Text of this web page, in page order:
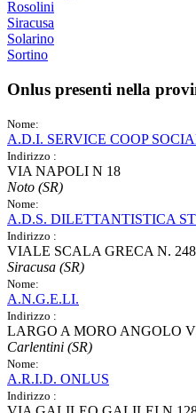
Rosolini
Siracusa
Solarino
Sortino
Onlus presenti nella
Nome:
A.D.I. SERVICE COOP
Indirizzo :
VIA NAPOLI N 18
Noto (SR)
Nome:
A.D.S. DILETTANTISTICA
Indirizzo :
VIALE SCALA GRECA N. 248
Siracusa (SR)
Nome:
A.N.G.E.LI.
Indirizzo :
LARGO A MORO ANGOLO
Carlentini (SR)
Nome:
A.R.I.D. ONLUS
Indirizzo :